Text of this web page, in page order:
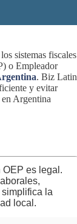
sistemas fiscales
o Empleador
. Biz Latin
y evitar
Argentina
OEP es legal.
la
local.